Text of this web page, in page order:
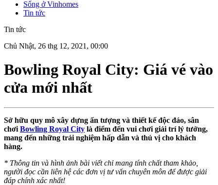
Sống ở Vinhomes
Tin tức
Tin tức
Chủ Nhật, 26 thg 12, 2021, 00:00
Bowling Royal City: Giá vé vào
cửa mới nhất
Sở hữu quy mô xây dựng ấn tượng và thiết kế độc đáo, sân
chơi Bowling Royal City là điểm đến vui chơi giải trí lý tưởng,
mang đến những trải nghiệm hấp dẫn và thú vị cho khách
hàng.
* Thông tin và hình ảnh bài viết chỉ mang tính chất tham khảo,
người đọc cần liên hệ các đơn vị tư vấn chuyên môn để được giải
đáp chính xác nhất!